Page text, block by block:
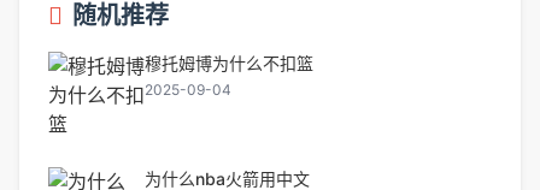
随机推荐
穆托姆博为什么不扣篮
2025-09-04
为什么nba火箭用中文